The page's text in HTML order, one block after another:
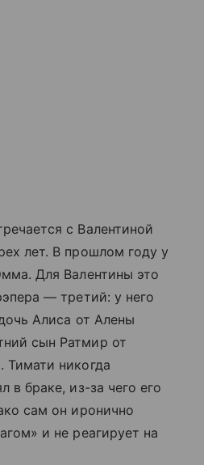
с Валентиной
лет. В прошлом году у
Для Валентины это
— третий: у него
Алиса от Алены
сын Ратмир от
Тимати никогда
в браке, из-за чего его
сам он иронично
и не реагирует на